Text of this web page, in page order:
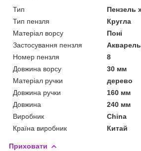
Тип
Пензель
Тип пензля
Кругла
Матеріал ворсу
Поні
Застосування пензля
Номер пензля
8
Довжина ворсу
30 мм
Матеріал ручки
дерево
Довжина ручки
160 мм
Довжина
240 мм
Виробник
China
Країна виробник
Китай
Приховати